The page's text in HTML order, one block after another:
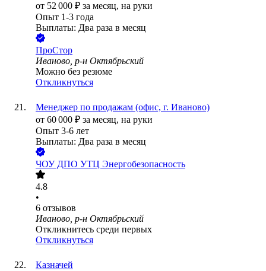
от 52 000 ₽ за месяц, на руки
Опыт 1-3 года
Выплаты: Два раза в месяц
ПроСтор
Иваново, р-н Октябрьский
Можно без резюме
Откликнуться
Менеджер по продажам (офис, г. Иваново)
от 60 000 ₽ за месяц, на руки
Опыт 3-6 лет
Выплаты: Два раза в месяц
ЧОУ ДПО УТЦ Энергобезопасность
4.8
•
6 отзывов
Иваново, р-н Октябрьский
Откликнитесь среди первых
Откликнуться
Казначей